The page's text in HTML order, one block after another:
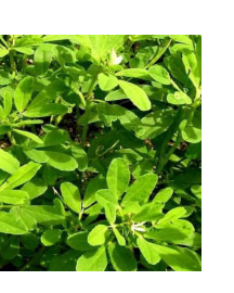
Fagiolo Dolico